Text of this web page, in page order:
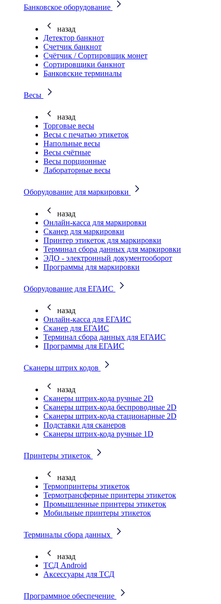
Банковское оборудование
назад
Детектор банкнот
Счетчик банкнот
Счётчик / Сортировщик монет
Сортировщики банкнот
Банковские терминалы
Весы
назад
Торговые весы
Весы с печатью этикеток
Напольные весы
Весы счётные
Весы порционные
Лабораторные весы
Оборудование для маркировки
назад
Онлайн-касса для маркировки
Сканер для маркировки
Принтер этикеток для маркировки
Терминал сбора данных для маркировки
ЭДО - электронный документооборот
Программы для маркировки
Оборудование для ЕГАИС
назад
Онлайн-касса для ЕГАИС
Сканер для ЕГАИС
Терминал сбора данных для ЕГАИС
Программы для ЕГАИС
Сканеры штрих кодов
назад
Сканеры штрих-кода ручные 2D
Сканеры штрих-кода беспроводные 2D
Cканеры штрих-кода стационарные 2D
Подставки для сканеров
Сканеры штрих-кода ручные 1D
Принтеры этикеток
назад
Термопринтеры этикеток
Термотрансферные принтеры этикеток
Промышленные принтеры этикеток
Мобильные принтеры этикеток
Терминалы сбора данных
назад
ТСД Android
Аксессуары для ТСД
Программное обеспечение